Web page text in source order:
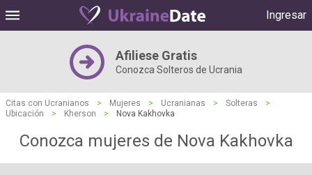
Ingresar
Afiliese Gratis
Conozca Solteros de Ucrania
Citas con Ucranianos > Mujeres > Ucranianas > Solteras
>
Ubicación
> Kherson > Nova Kakhovka
Conozca mujeres de Nova Kakhovka